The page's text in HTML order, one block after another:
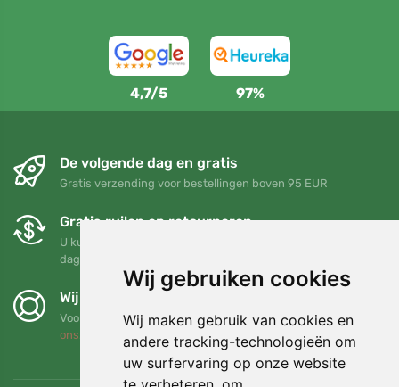
Wij gebruiken cookies
Wij maken gebruik van cookies en
andere tracking-technologieën om
uw surfervaring op onze website
4,7/5 97%
De volgende dag en gratis
Gratis verzending voor bestellingen boven 95 EUR
Gratis ruilen en retourneren
U kunt uw bestelling op elk gewenst moment binnen 90
dagen retourneren of ruilen
Wij steunen Trees.org
Voor elke bestelling planten we een boom! Lees meerOver
ons